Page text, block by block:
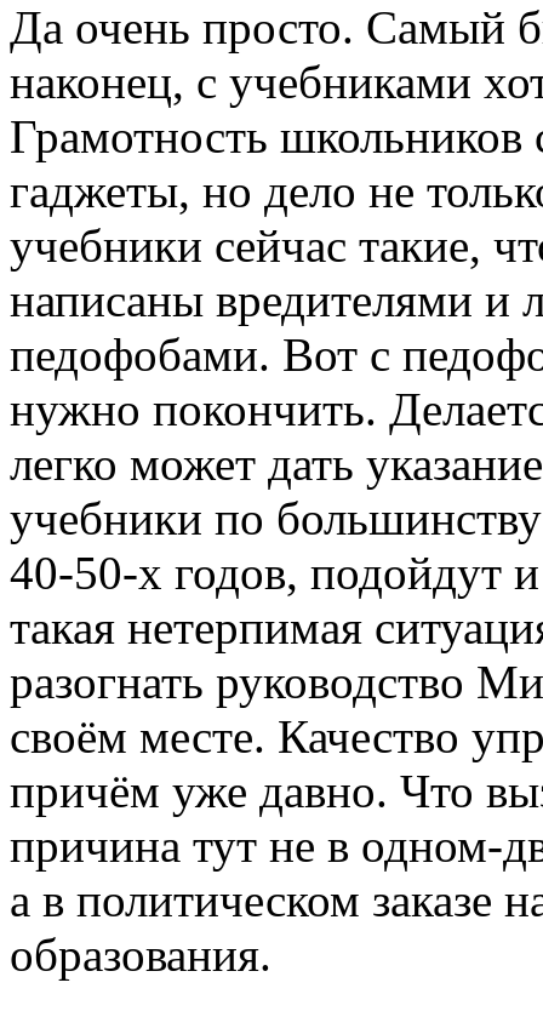
Да очень просто. Самый
наконец, с учебниками
Грамотность школьников
гаджеты, но дело не
учебники сейчас такие,
написаны вредителями
педофобами. Вот с
нужно покончить.
легко может дать
учебники по
40-50-х годов, подойдут
такая нетерпимая
разогнать руководство
своём месте. Качество
причём уже давно. Что
причина тут не в одном-
а в политическом заказе
образования.